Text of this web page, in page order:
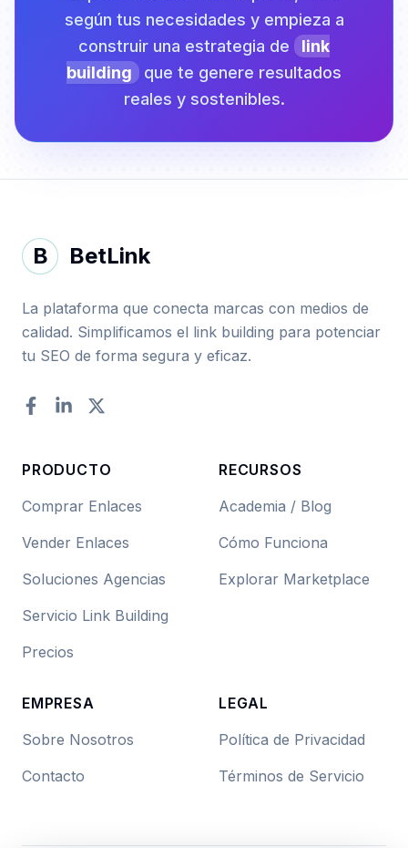
según tus necesidades y empieza a
construir una estrategia de
link
building
que te genere resultados
reales y sostenibles.
B BetLink
La plataforma que conecta marcas con medios de
calidad. Simplificamos el link building para potenciar
tu SEO de forma segura y eficaz.
Facebook
LinkedInTwitter
PRODUCTO
Comprar Enlaces
Vender Enlaces
Soluciones Agencias
Servicio Link Building
Precios
RECURSOS
Academia / Blog
Cómo Funciona
Explorar Marketplace
EMPRESA
Sobre Nosotros
Contacto
LEGAL
Política de Privacidad
Términos de Servicio